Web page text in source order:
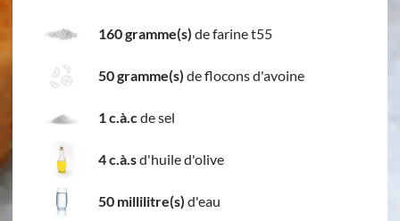
160 gramme(s) de farine t55
50 gramme(s) de flocons d'avoine
1 c.à.cde sel
4 c.à.sd'huile d'olive
50 millilitre(s) d'eau